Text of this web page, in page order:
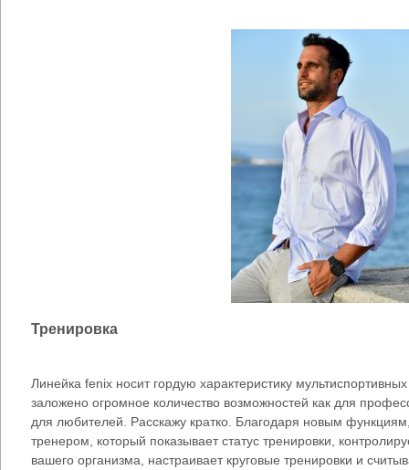
Тренировка
Линейка fenix носит гордую характеристику
заложено огромное количество возможностей как для
для любителей. Расскажу кратко. Благодаря новым
тренером, который показывает статус тренировки,
вашего организма, настраивает круговые тренировки и